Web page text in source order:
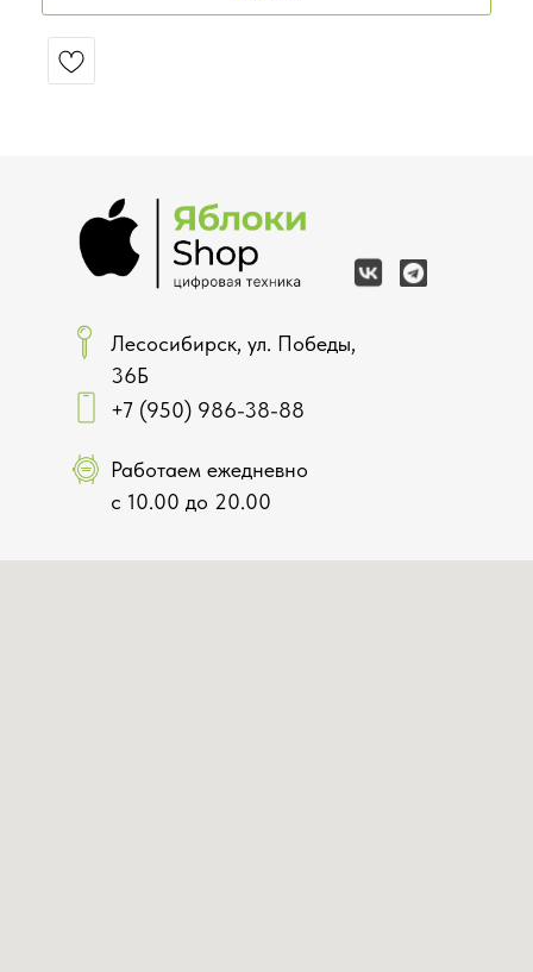
Лесосибирск, ул. Победы,
36Б
+7 (950) 986-38-88
Работаем ежедневно
с 10.00 до 20.00